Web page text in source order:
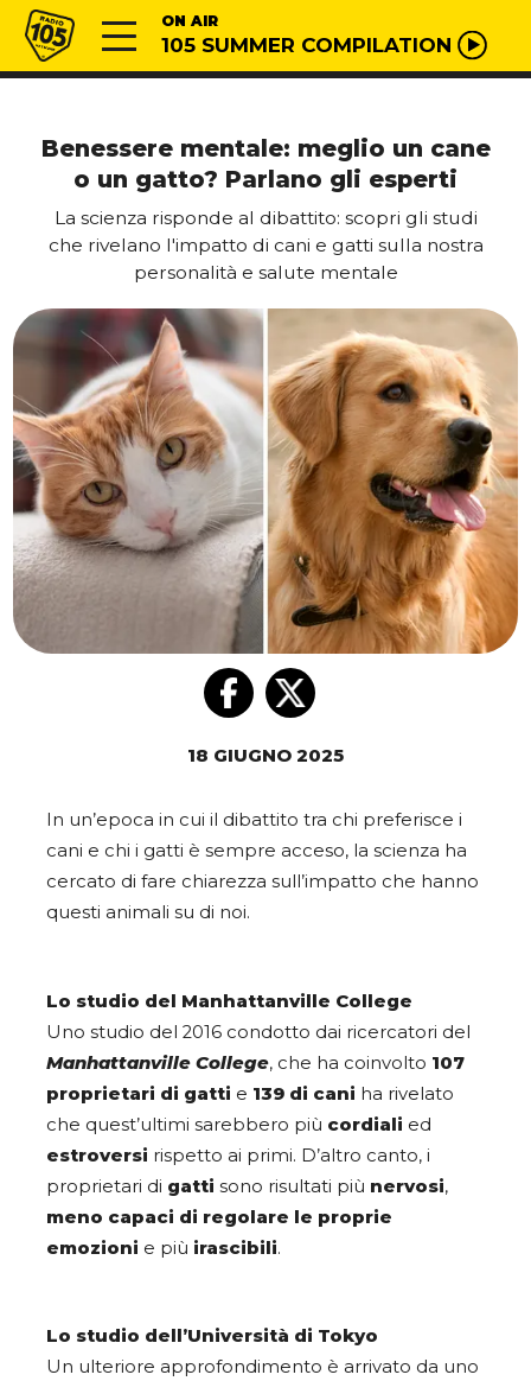
Vai al contenuto
Radio 105 ON AIR
105 SUMMER COMPILATION
Benessere mentale: meglio un cane
o un gatto? Parlano gli esperti
La scienza risponde al dibattito: scopri gli studi
che rivelano l'impatto di cani e gatti sulla nostra
personalità e salute mentale
18 GIUGNO 2025
In un’epoca in cui il dibattito tra chi preferisce i
cani e chi i gatti è sempre acceso, la scienza ha
cercato di fare chiarezza sull’impatto che hanno
questi animali su di noi.
Lo studio del Manhattanville College
Uno studio del 2016 condotto dai ricercatori del
Manhattanville College, che ha coinvolto 107
proprietari di gatti e 139 di cani ha rivelato
che quest’ultimi sarebbero più cordiali ed
estroversi rispetto ai primi. D’altro canto, i
proprietari di gatti sono risultati più nervosi,
meno capaci di regolare le proprie
emozioni e più irascibili.
Lo studio dell’Università di Tokyo
Un ulteriore approfondimento è arrivato da uno